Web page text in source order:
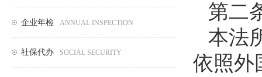
企业年检 ANNUAL INSPECTION
社保代办 SOCIAL SECURITY
第二
本法
依照外